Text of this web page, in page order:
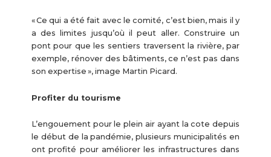
« Ce qui a été fait avec le comité, c’est bien, mais il y
a des limites jusqu’où il peut aller. Construire un
pont pour que les sentiers traversent la rivière, par
exemple, rénover des bâtiments, ce n’est pas dans
son expertise », image Martin Picard.
Profiter du tourisme
L’engouement pour le plein air ayant la cote depuis
le début de la pandémie, plusieurs municipalités en
ont profité pour améliorer les infrastructures dans